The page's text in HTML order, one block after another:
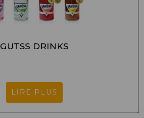
GUTSS DRINKS
LIRE PLUS